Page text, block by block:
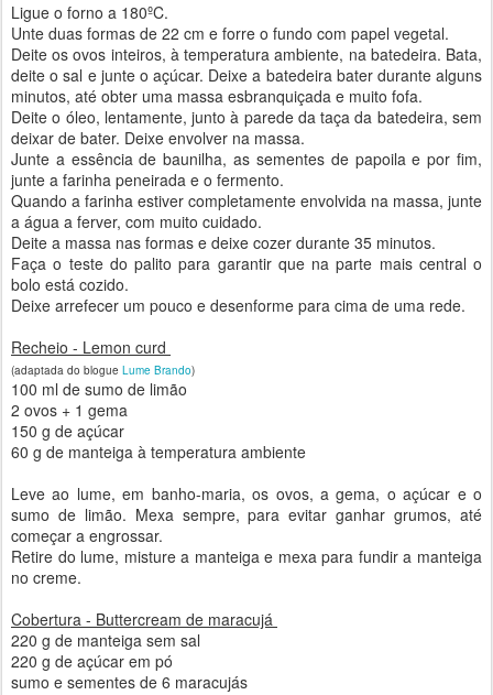
Ligue o forno a 180ºC.
Unte duas formas de 22 cm e forre o fundo com papel vegetal.
Deite os ovos inteiros, à temperatura ambiente, na batedeira. Bata,
deite o sal e junte o açúcar. Deixe a batedeira bater durante alguns
minutos, até obter uma massa esbranquiçada e muito fofa.
Deite o óleo, lentamente, junto à parede da taça da batedeira, sem
deixar de bater. Deixe envolver na massa.
Junte a essência de baunilha, as sementes de papoila e por fim,
junte a farinha peneirada e o fermento.
Quando a farinha estiver completamente envolvida na massa, junte
a água a ferver, com muito cuidado.
Deite a massa nas formas e deixe cozer durante 35 minutos.
Faça o teste do palito para garantir que na parte mais central o
bolo está cozido.
Deixe arrefecer um pouco e desenforme para cima de uma rede.
Recheio - Lemon curd
(adaptada do blogue Lume Brando)
100 ml de sumo de limão
2 ovos + 1 gema
150 g de açúcar
60 g de manteiga à temperatura ambiente
Leve ao lume, em banho-maria, os ovos, a gema, o açúcar e o
sumo de limão. Mexa sempre, para evitar ganhar grumos, até
começar a engrossar.
Retire do lume, misture a manteiga e mexa para fundir a manteiga
no creme.
Cobertura - Buttercream de maracujá
220 g de manteiga sem sal
220 g de açúcar em pó
sumo e sementes de 6 maracujás